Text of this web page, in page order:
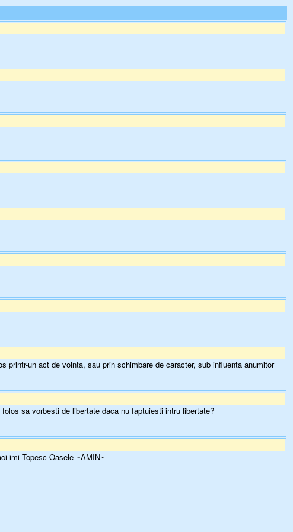
un act de vointa, sau prin schimbare de caracter, sub influenta anumitor
sa vorbesti de libertate daca nu faptuiesti intru libertate?
imi Topesc Oasele ~AMIN~